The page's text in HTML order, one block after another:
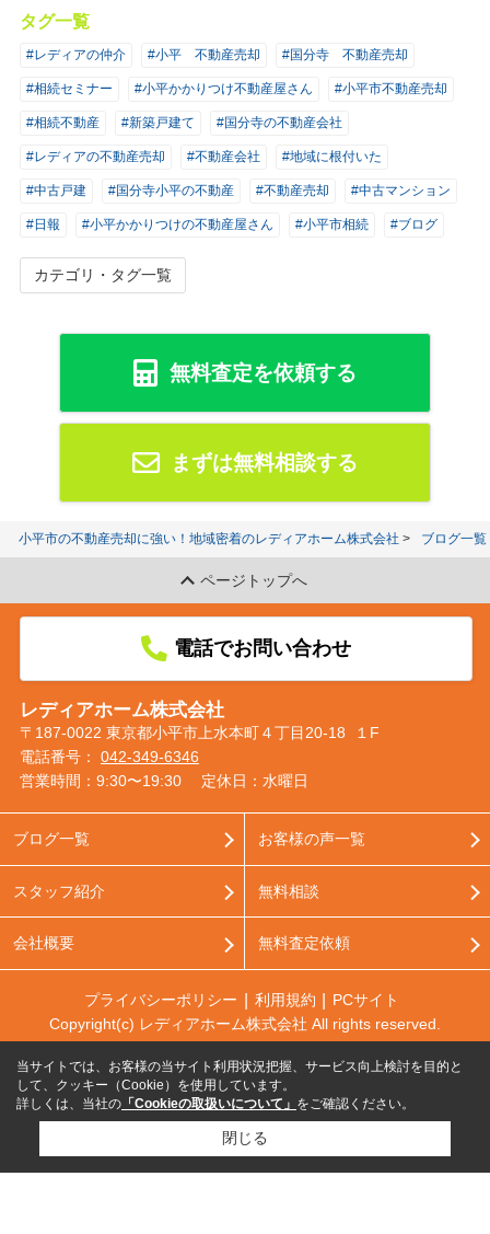
タグ一覧
#レディアの仲介 #小平 不動産売却 #国分寺 不動産売却
#相続セミナー #小平かかりつけ不動産屋さん #小平市不動産売却
#相続不動産 #新築戸建て #国分寺の不動産会社
#レディアの不動産売却 #不動産会社 #地域に根付いた
#中古戸建 #国分寺小平の不動産 #不動産売却 #中古マンション
#日報 #小平かかりつけの不動産屋さん #小平市相続 #ブログ
カテゴリ・タグ一覧
無料査定を依頼する
まずは無料相談する
小平市の不動産売却に強い！地域密着のレディアホーム株式会社 ブログ一覧
ページトップへ
電話でお問い合わせ
レディアホーム株式会社
〒187-0022 東京都小平市上水本町４丁目20-18 １F
電話番号： 042-349-6346
営業時間：9:30〜19:30
定休日：水曜日
ブログ一覧
スタッフ紹介
会社概要
お客様の声一覧
無料相談
無料査定依頼
プライバシーポリシー 利用規約
PCサイト
Copyright(c) レディアホーム株式会社 All rights reserved.
当サイトでは、お客様の当サイト利用状況把握、サービス向上検討を目的と
して、クッキー（Cookie）を使用しています。
詳しくは、当社の 「Cookieの取扱いについて」 をご確認ください。
閉じる